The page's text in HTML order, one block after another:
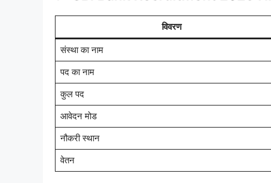
विवरण
संस्था का नाम
पद का नाम
कुल पद
आवेदन मोड
नौकरी स्थान
वेतन